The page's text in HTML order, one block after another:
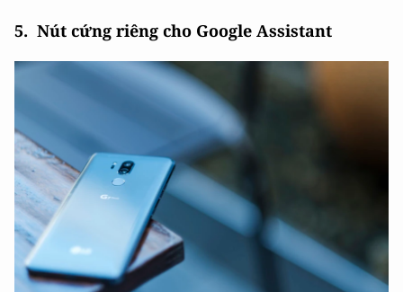
5. Nút cứng riêng cho Google Assistant